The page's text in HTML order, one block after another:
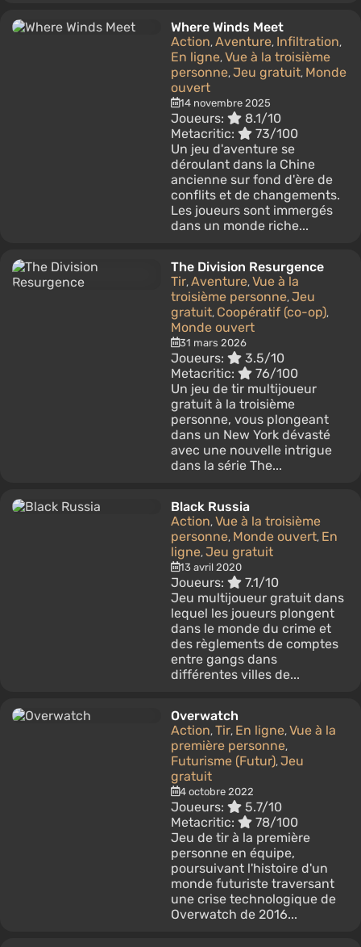
Where Winds Meet
Action, Aventure, Infiltration,
En ligne, Vue à la troisième
personne, Jeu gratuit, Monde
ouvert
14 novembre 2025
Joueurs:
8.1/10
Metacritic:
73/100
Un jeu d'aventure se
déroulant dans la Chine
ancienne sur fond d'ère de
conflits et de changements.
Les joueurs sont immergés
dans un monde riche...
The Division Resurgence
Tir, Aventure, Vue à la
troisième personne, Jeu
gratuit, Coopératif (co-op),
Monde ouvert
31 mars 2026
Joueurs:
3.5/10
Metacritic:
76/100
Un jeu de tir multijoueur
gratuit à la troisième
personne, vous plongeant
dans un New York dévasté
avec une nouvelle intrigue
dans la série The...
Black Russia
Action, Vue à la troisième
personne, Monde ouvert, En
ligne, Jeu gratuit
13 avril 2020
Joueurs:
7.1/10
Jeu multijoueur gratuit dans
lequel les joueurs plongent
dans le monde du crime et
des règlements de comptes
entre gangs dans
différentes villes de...
Overwatch
Action, Tir, En ligne, Vue à la
première personne,
Futurisme (Futur), Jeu
gratuit
4 octobre 2022
Joueurs:
5.7/10
Metacritic:
78/100
Jeu de tir à la première
personne en équipe,
poursuivant l'histoire d'un
monde futuriste traversant
une crise technologique de
Overwatch de 2016...